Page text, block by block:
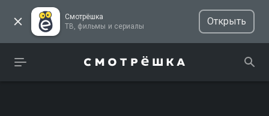
Смотрёшка
ТВ, фильмы и сериалы
Открыть